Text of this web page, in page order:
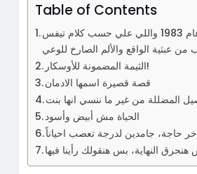
Table of Contents
المسلسل هو هو واحد من اصدارات نيتفليكس الاصلية واللي مبني علي رواية بنفس الأسم بقلم والتر تيفس عام 1983 واللي علي حسب كلام تيفس
الثيمة المضمونة للأوسكار!
قصة قصيرة اسمها الادمان
المضللة من غير ما ننسي انها بنت
الحياة مش أبيض وأسود
النهاية، بس هنقولك رأينا فيها